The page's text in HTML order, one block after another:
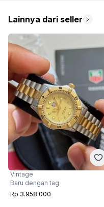
Lainnya dari seller
Vintage
Baru dengan tag
Rp 3.958.000